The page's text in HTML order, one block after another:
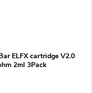
ELFX cartridge V2.0
2ml 3Pack